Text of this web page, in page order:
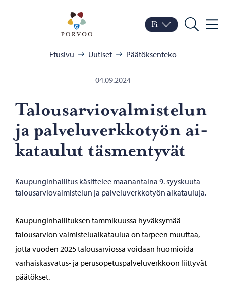
Porvoo – Siirry
Vaihda kieltä
Nykyinen kieli: Suomi
Fi
Hae
Etusivu Uutiset Päätöksenteko
04.09.2024
Ta­lous­ar­vio­val­mis­te­lun
ja pal­ve­lu­verk­ko­työn ai­
ka­tau­lut täs­men­ty­vät
Kaupunginhallitus käsittelee maanantaina 9. syyskuuta
talousarviovalmistelun ja palveluverkkotyön aikatauluja.
Kaupunginhallituksen tammikuussa hyväksymää
talousarvion valmisteluaikataulua on tarpeen muuttaa,
jotta vuoden 2025 talousarviossa voidaan huomioida
varhaiskasvatus- ja perusopetuspalveluverkkoon liittyvät
päätökset.